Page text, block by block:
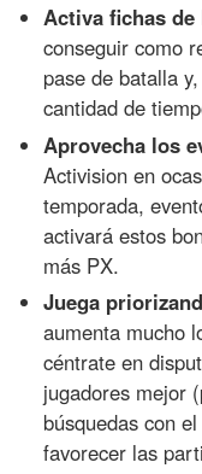
Activa fichas de
conseguir como
pase de batalla
cantidad de
Aprovecha los
Activision en
temporada,
activará estos
más PX.
Juega
aumenta mucho
céntrate en
jugadores mejor
búsquedas con
favorecer las